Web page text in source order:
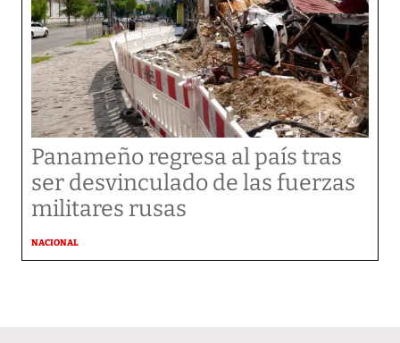
Panameño regresa al país tras
ser desvinculado de las fuerzas
militares rusas
NACIONAL